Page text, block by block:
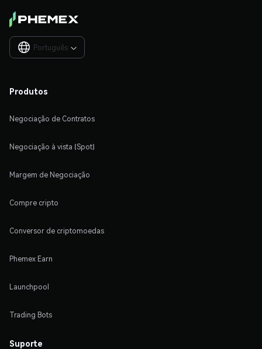
Português 
Produtos
Negociação de Contratos
Negociação à vista (Spot)
Margem de Negociação
Compre cripto
Conversor de criptomoedas
Phemex Earn
Launchpool
Trading Bots
Suporte